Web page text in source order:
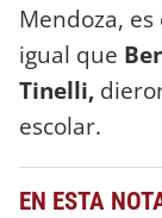
Mendoza,
igual que
Tinelli,
escolar.
EN ESTA